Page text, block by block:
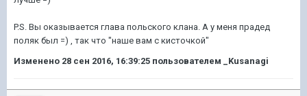
P.S. Вы оказывается глава польского клана. А у меня прадед
поляк был =) , так что "наше вам с кисточкой"
Изменено 28 сен 2016, 16:39:25 пользователем _Kusanagi